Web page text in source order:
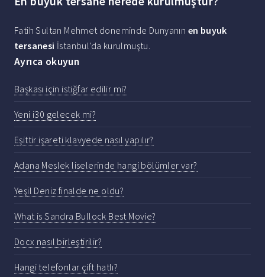
Fatih Sultan Mehmet doneminde Dunyanın en buyuk
tersanesi İstanbul'da kurulmuştu.
Ayrıca okuyun
Başkası için istiğfar edilir mi?
Yeni i30 gelecek mi?
Eşittir işareti klavyede nasıl yapılır?
Adana Meslek liselerinde hangi bölümler var?
Yeşil Deniz finalde ne oldu?
What is Sandra Bullock Best Movie?
Docx nasıl birleştirilir?
Hangi telefonlar çift hatlı?